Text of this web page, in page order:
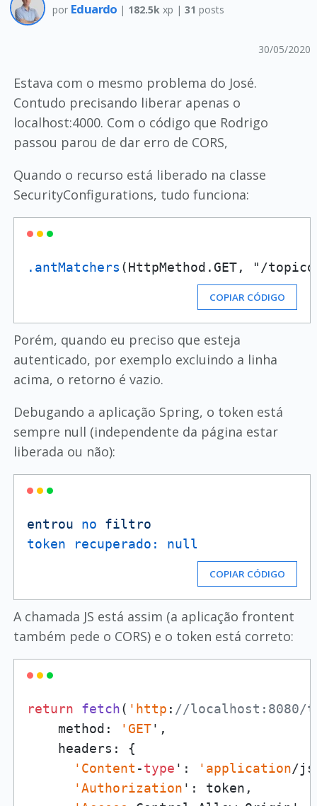
por Eduardo | 182.5k xp |31 posts
30/05/2020
Estava com o mesmo problema do José.
Contudo precisando liberar apenas o
localhost:4000. Com o código que Rodrigo
passou parou de dar erro de CORS,
Quando o recurso está liberado na classe
SecurityConfigurations, tudo funciona:
.antMatchers (HttpMethod.GET, "/
COPIAR CÓDIGO
Porém, quando eu preciso que esteja
autenticado, por exemplo excluindo a linha
acima, o retorno é vazio.
Debugando a aplicação Spring, o token está
sempre null (independente da página estar
liberada ou não):
entrou no
filtro
token recuperado:
null
COPIAR CÓDIGO
A chamada JS está assim (a aplicação frontent
também pede o CORS) e o token está correto:
return fetch( 'http : //localhost:8080/
    method:
'GET',
    headers: {
'Content -type ': 'application/
'Authorization ': token,